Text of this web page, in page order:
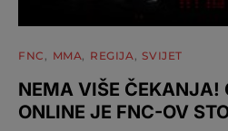
FNC MMA REGIJA SVIJET
NEMA VIŠE ČEKANJA!
ONLINE JE FNC-OV